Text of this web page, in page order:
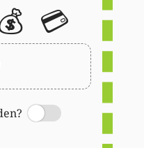
💳
Switch